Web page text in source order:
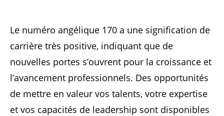
Le numéro angélique 170 a une signification de
carrière très positive, indiquant que de
nouvelles portes s’ouvrent pour la croissance et
l’avancement professionnels. Des opportunités
de mettre en valeur vos talents, votre expertise
et vos capacités de leadership sont disponibles